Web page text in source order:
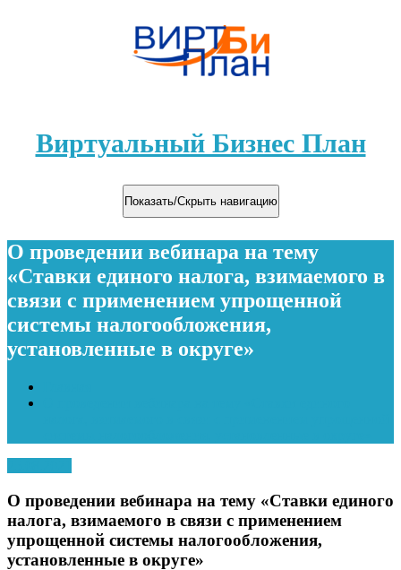
Виртуальный Бизнес План
Показать/Скрыть навигацию
О проведении вебинара на тему
«Ставки единого налога, взимаемого в
связи с применением упрощенной
системы налогообложения,
установленные в округе»
О проведении вебинара на тему «Ставки единого
налога, взимаемого в связи с применением
упрощенной системы налогообложения,
установленные в округе»